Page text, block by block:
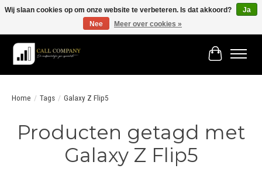
Vóór 19:00 besteld morgen in huis!
Winkelwagen
Home / Tags / Galaxy Z Flip5
Producten getagd met
Galaxy Z Flip5
Wij slaan cookies op om onze website te verbeteren. Is dat akkoord?
Ja
Nee
Meer over cookies »